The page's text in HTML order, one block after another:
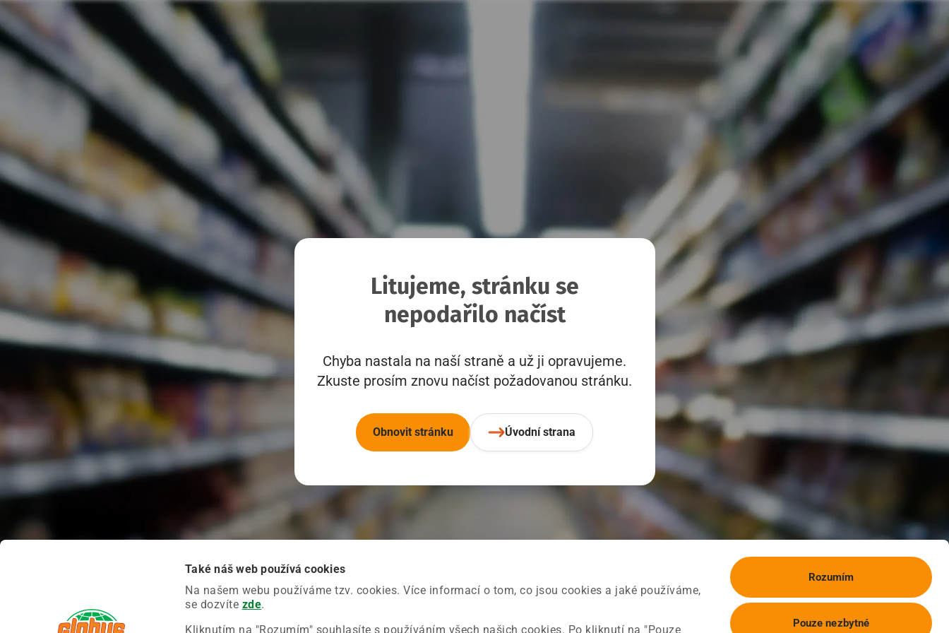
Také náš web používá cookies
Na našem webu používáme tzv. cookies. Více informací o tom, co jsou cookies a jaké používáme,
se dozvíte zde.
Kliknutím na "Rozumím" souhlasíte s používáním všech našich cookies. Po kliknutí na "Pouze
Rozumím
Pouze nezbytné
Litujeme, stránku se
nepodařilo načíst
Chyba nastala na naší straně a už ji opravujeme.
Zkuste prosím znovu načíst požadovanou stránku.
Obnovit stránku Úvodní strana